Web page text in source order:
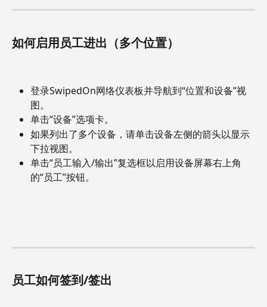
如何启用员工进出（多个位置）
登录SwipedOn网络仪表板并导航到“位置和设备”视
图。
单击“设备”选项卡。
如果列出了多个设备，请单击设备左侧的箭头以显示
下拉视图。
单击“员工输入/输出”复选框以启用设备屏幕右上角
的“员工”按钮。
员工如何签到/签出